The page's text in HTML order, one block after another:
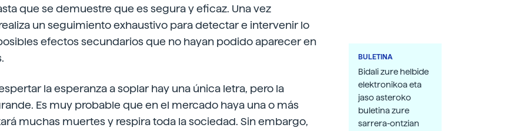
que se demuestre que es segura y eficaz. Una vez
un seguimiento exhaustivo para detectar e intervenir lo
efectos secundarios que no hayan podido aparecer en
la esperanza a soplar hay una única letra, pero la
Es muy probable que en el mercado haya una o más
muchas muertes y respira toda la sociedad. Sin embargo,
BULETINA
Bidali zure helbide
elektronikoa eta
jaso asteroko
buletina zure
sarrera-ontzian